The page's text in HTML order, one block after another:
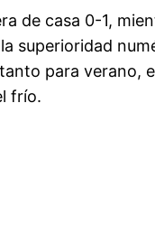
de casa 0-1,
superioridad
para
frío.